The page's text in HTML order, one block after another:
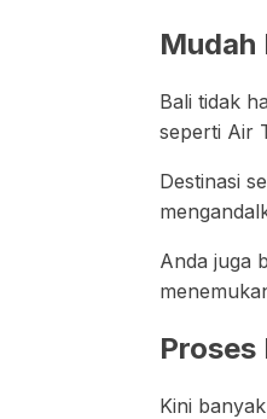
Mudah
Bali tidak
seperti Air
Destinasi
Anda juga
Proses
Kini